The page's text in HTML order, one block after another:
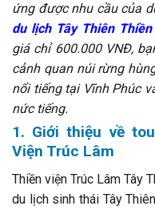
ứng được nhu cầu của
du lịch Tây Thiên
giá chỉ 600.000 VNĐ,
cảnh quan núi rừng
nổi tiếng tại Vĩnh Phúc
nức tiếng.
1. Giới thiệu về
Viện Trúc Lâm
Thiền viện Trúc Lâm Tây
du lịch sinh thái Tây